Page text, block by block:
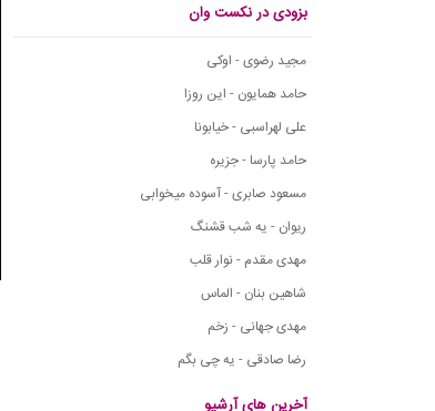
بزودی در نکست وان
مجید رضوی - اوکی
حامد همایون - این روزا
علی لهراسبی - خیابونا
حامد پارسا - جزیره
مسعود صابری - آسوده میخوابی
ریوان - یه شب قشنگ
مهدی مقدم - نوار قلب
شاهین بنان - الماس
مهدی جهانی - زخم
رضا صادقی - یه چی بگم
آخرین های آرشیو